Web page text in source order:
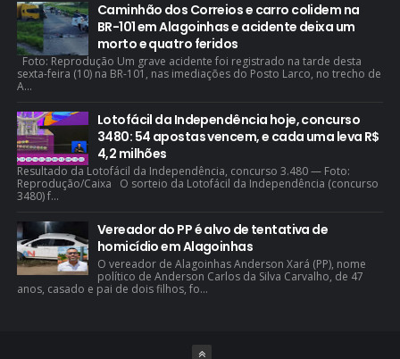
Caminhão dos Correios e carro colidem na
BR-101 em Alagoinhas e acidente deixa um
morto e quatro feridos
Foto: Reprodução Um grave acidente foi registrado na tarde desta
sexta-feira (10) na BR-101, nas imediações do Posto Larco, no trecho de
A...
Lotofácil da Independência hoje, concurso
3480: 54 apostas vencem, e cada uma leva R$
4,2 milhões
Resultado da Lotofácil da Independência, concurso 3.480 — Foto:
Reprodução/Caixa O sorteio da Lotofácil da Independência (concurso
3480) f...
Vereador do PP é alvo de tentativa de
homicídio em Alagoinhas
O vereador de Alagoinhas Anderson Xará (PP), nome
político de Anderson Carlos da Silva Carvalho, de 47
anos, casado e pai de dois filhos, fo...